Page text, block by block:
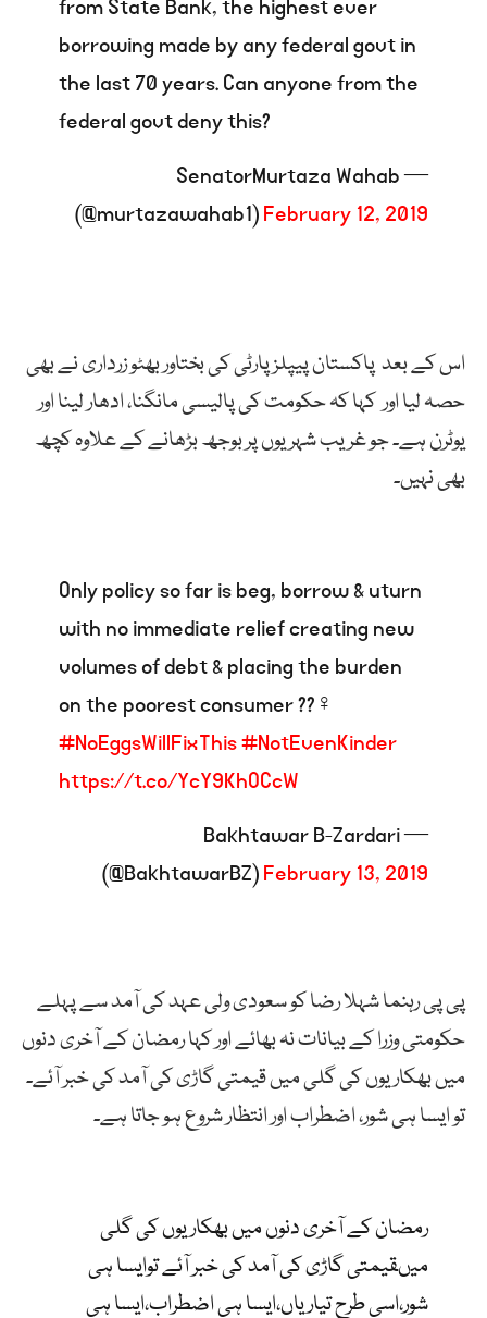
from State Bank, the highest ever
borrowing made by any federal govt in
the last 70 years. Can anyone from the
federal govt deny this?
— SenatorMurtaza Wahab
(@murtazawahab1)February 12, 2019
اس کے بعد پاکستان پیپلزپارٹی کی بختاور بھٹو زرداری نے بھی
حصہ لیا اور کہا کہ حکومت کی پالیسی مانگنا، ادھار لینا اور
یوٹرن ہے۔ جو غریب شہریوں پر بوجھ بڑھانے کے علاوہ کچھ
بھی نہیں۔
Only policy so far is beg, borrow & uturn
with no immediate relief creating new
volumes of debt & placing the burden
on the poorest consumer ??‍♀️
#NoEggsWillFixThis#NotEvenKinder
https://t.co/YcY9KhOCcW
— Bakhtawar B-Zardari
(@BakhtawarBZ)February 13, 2019
پی پی رہنما شہلا رضا کو سعودی ولی عہد کی آمد سے پہلے
حکومتی وزرا کے بیانات نہ بھائے اور کہا رمضان کے آخری دنوں
میں بھکاریوں کی گلی میں قیمتی گاڑی کی آمد کی خبر آئے۔
تو ایسا ہی شور، اضطراب اور انتظار شروع ہو جاتا ہے۔
رمضان کے آخری دنوں میں بھکاریوں کی گلی
میںقیمتی گاڑی کی آمد کی خبر آئے توایسا ہی
شور،اسی طرح تیاریاں،ایسا ہی اضطراب،ایسا ہی